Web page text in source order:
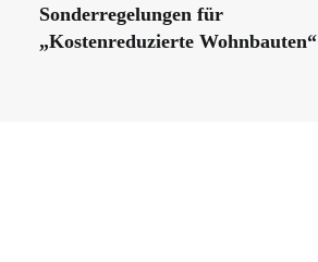
Sonderregelungen für
„Kostenreduzierte Wohnbauten“